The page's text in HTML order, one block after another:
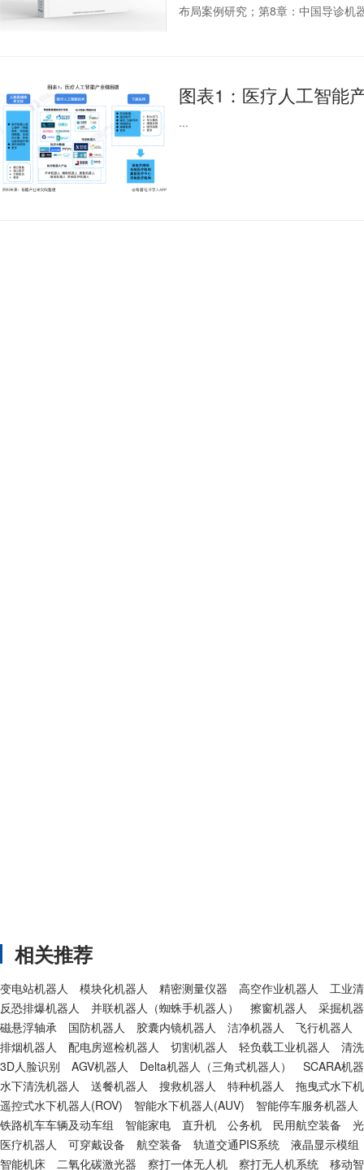
布局案例研究；第8章：中国导诊机
图表1：医疗人工智能
...
相关推荐
变电站机器人 模块化机器人 精密测量仪器 高空作业机器人
工业
反恐排爆机器人
并联机器人（蜘蛛手机器人） 擦窗机器人
采掘机
磁悬浮轴承
国防机器人 胶囊内镜机器人 洁净机器人
飞行机器人
排烟机器人
配电房巡检机器人 切割机器人 轻负载工业机器人
清
3D人脸识别
AGV机器人 Delta机器人（三角式机器人）
SCARA机
水下清洗机器人
送餐机器人 搜救机器人 特种机器人
拖曳式水下
遥控式水下机器人(ROV)
智能水下机器人(AUV)
智能停车服务机器人
铁路机车车辆及动车组
智能家电 直升机 公务机 民用航空装备
医疗机器人
可穿戴设备 航空装备 轨道交通PIS系统
液晶显示模组
智能机床
二氧化碳激光器 察打一体无人机 察打无人机系统 移动